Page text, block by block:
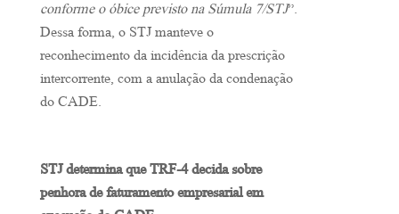
conforme o óbice previsto na Súmula 7/STJ”.
Dessa forma, o STJ manteve o
reconhecimento da incidência da prescrição
intercorrente, com a anulação da condenação
do CADE.
STJ determina que TRF-4 decida sobre
penhora de faturamento empresarial em